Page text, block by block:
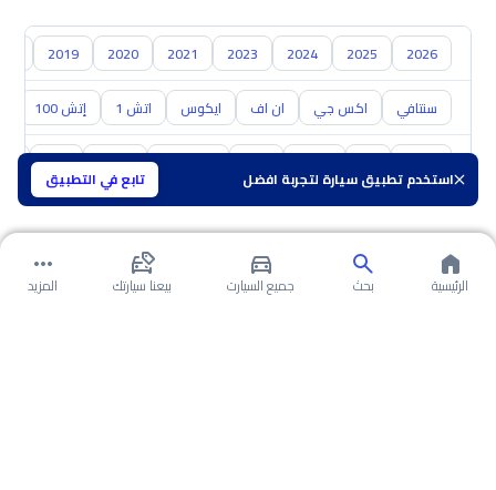
استخدم تطبيق سيارة لتجربة افضل تابع في التطبيق
2026
2025
2024
2023
2021
2020
2019
سنتافي اكس جي ان اف ايكوس اتش 1 إتش 100
هافال GAC
الرئيسية بحث جميع السيارت بيعنا سيارتك المزيد